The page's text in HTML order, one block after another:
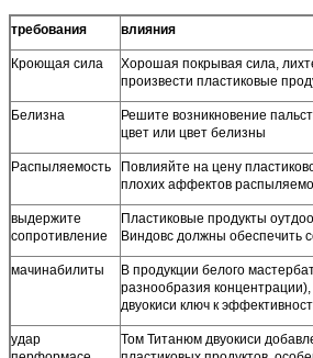
требования влияния
Кроющая сила
Хорошая покрывая сила,
произвести пластиковые
Белизна
Решите возникновение
цвет или цвет белизны
Распыляемость
Повлияйте на цену
плохих аффектов
выдержите
сопротивление
Пластиковые продукты
Виндовс должны обеспечить
мачинабилиты
В продукции белого
разнообразия
двуокиси ключ к
удар
Том Титанюм двуокиси